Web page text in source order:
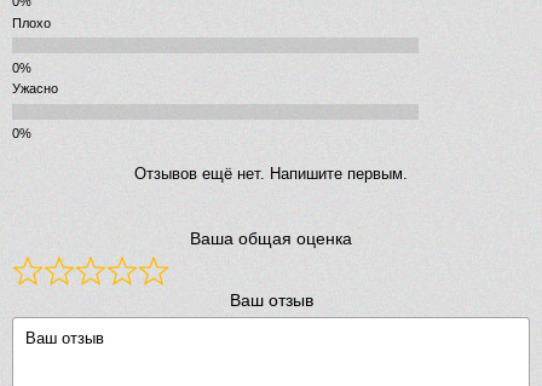
Плохо
Ужасно
Отзывов ещё нет. Напишите первым.
Ваша общая оценка
Ваш отзыв